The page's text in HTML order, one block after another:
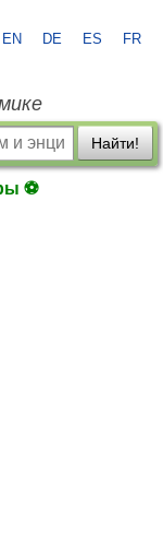
EN DE ES FR
Найти!
⚽